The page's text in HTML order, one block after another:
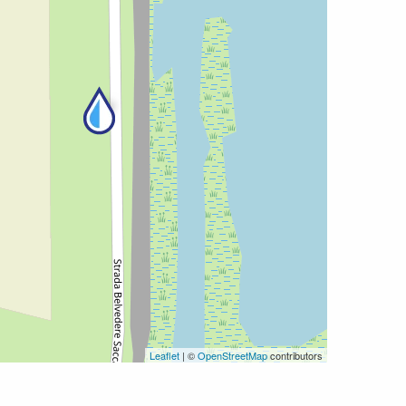
Leaflet | ©OpenStreetMapcontributors